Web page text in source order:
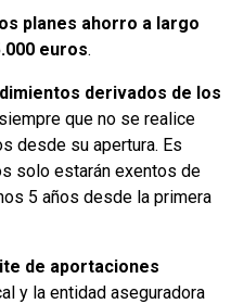
planes ahorro a largo
euros.
derivados de los
siempre que no se realice
desde su apertura. Es
solo estarán exentos de
5 años desde la primera
de aportaciones
y la entidad aseguradora